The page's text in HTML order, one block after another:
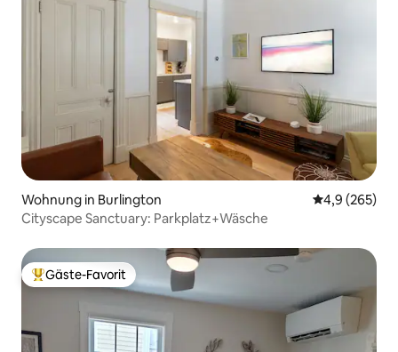
Wohnung in Burlington
4,9 (265)
Cityscape Sanctuary: Parkplatz+Wäsche
Beliebter Gäste-Favorit.
Gäste-Favorit